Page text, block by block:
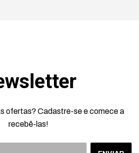
ofertas? Cadastre-se e comece a
recebê-las!